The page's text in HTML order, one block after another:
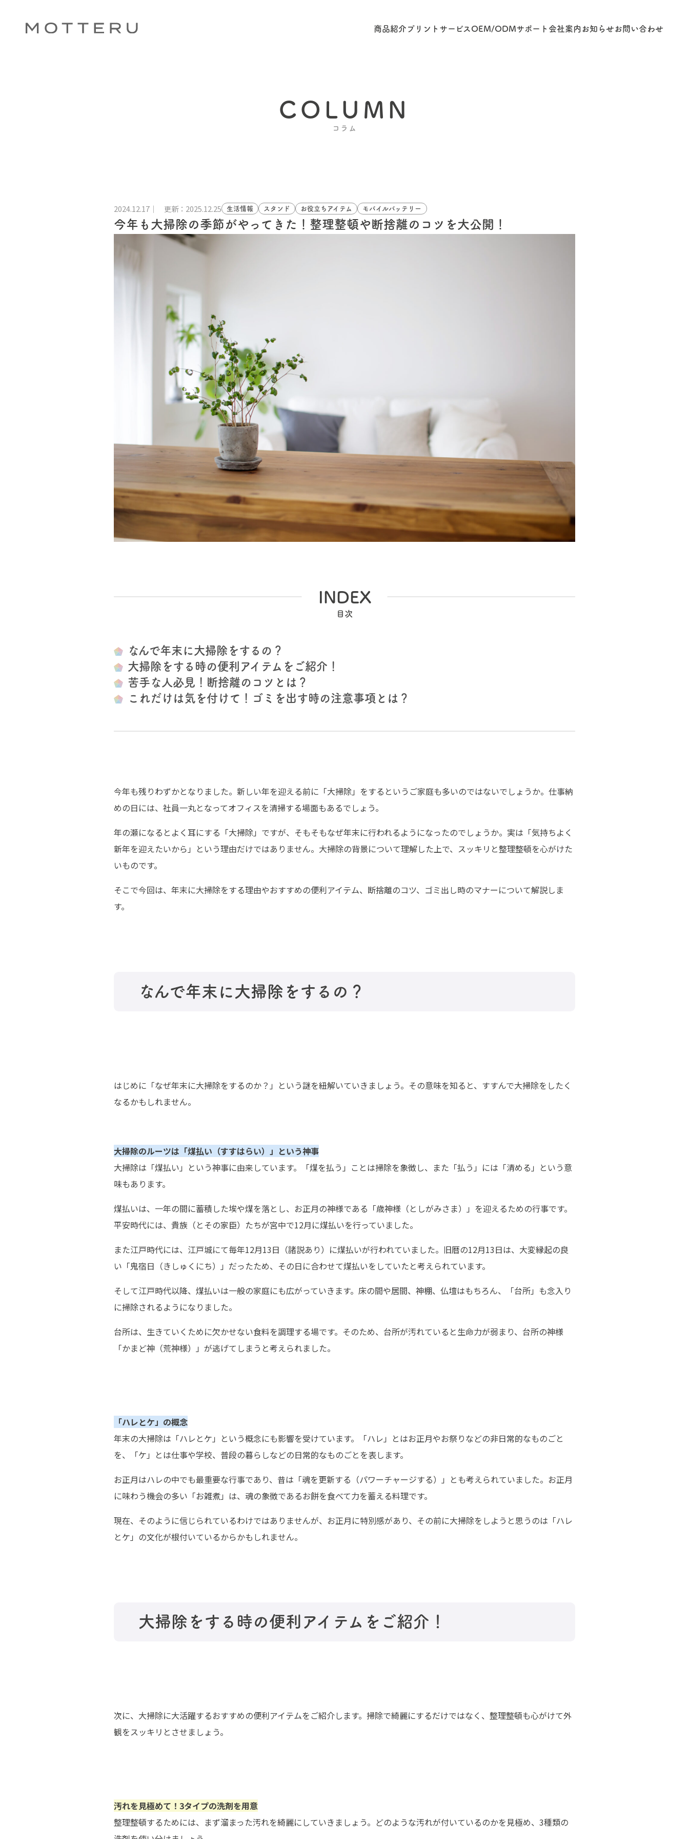
商品紹介 プリントサービス OEM/ODMサポート 会社案内 お知らせお問い合わせ
COLUMN
コラム
2024.12.17 更新：2025.12.25 生活情報 スタンド お役立ちアイテム モバイルバッテリー
今年も大掃除の季節がやってきた！整理整頓や断捨離のコツを大公開！
INDEX
なんで年末に大掃除をするの？
大掃除をする時の便利アイテムをご紹介！
苦手な人必見！断捨離のコツとは？
これだけは気を付けて！ゴミを出す時の注意事項とは？
今年も残りわずかとなりました。新しい年を迎える前に「大掃除」をするというご家庭も多いのではないでしょうか。仕事納
めの日には、社員一丸となってオフィスを清掃する場面もあるでしょう。
年の瀬になるとよく耳にする「大掃除」ですが、そもそもなぜ年末に行われるようになったのでしょうか。実は「気持ちよく
新年を迎えたいから」という理由だけではありません。大掃除の背景について理解した上で、スッキリと整理整頓を心がけた
いものです。
そこで今回は、年末に大掃除をする理由やおすすめの便利アイテム、断捨離のコツ、ゴミ出し時のマナーについて解説しま
す。
なんで年末に大掃除をするの？
はじめに「なぜ年末に大掃除をするのか？」という謎を紐解いていきましょう。その意味を知ると、すすんで大掃除をしたく
なるかもしれません。
大掃除のルーツは「煤払い（すすはらい）」という神事
大掃除は「煤払い」という神事に由来しています。「煤を払う」ことは掃除を象徴し、また「払う」には「清める」という意
味もあります。
煤払いは、一年の間に蓄積した埃や煤を落とし、お正月の神様である「歳神様（としがみさま）」を迎えるための行事です。
平安時代には、貴族（とその家臣）たちが宮中で12月に煤払いを行っていました。
また江戸時代には、江戸城にて毎年12月13日（諸説あり）に煤払いが行われていました。旧暦の12月13日は、大変縁起の良
い「鬼宿日（きしゅくにち）」だったため、その日に合わせて煤払いをしていたと考えられています。
そして江戸時代以降、煤払いは一般の家庭にも広がっていきます。床の間や居間、神棚、仏壇はもちろん、「台所」も念入り
に掃除されるようになりました。
台所は、生きていくために欠かせない食料を調理する場です。そのため、台所が汚れていると生命力が弱まり、台所の神様
「かまど神（荒神様）」が逃げてしまうと考えられました。
「ハレとケ」の概念
年末の大掃除は「ハレとケ」という概念にも影響を受けています。「ハレ」とはお正月やお祭りなどの非日常的なものごと
を、「ケ」とは仕事や学校、普段の暮らしなどの日常的なものごとを表します。
お正月はハレの中でも最重要な行事であり、昔は「魂を更新する（パワーチャージする）」とも考えられていました。お正月
に味わう機会の多い「お雑煮」は、魂の象徴であるお餅を食べて力を蓄える料理です。
現在、そのように信じられているわけではありませんが、お正月に特別感があり、その前に大掃除をしようと思うのは「ハレ
とケ」の文化が根付いているからかもしれません。
大掃除をする時の便利アイテムをご紹介！
次に、大掃除に大活躍するおすすめの便利アイテムをご紹介します。掃除で綺麗にするだけではなく、整理整頓も心がけて外
観をスッキリとさせましょう。
汚れを見極めて！3タイプの洗剤を用意
整理整頓するためには、まず溜まった汚れを綺麗にしていきましょう。どのような汚れが付いているのかを見極め、3種類の